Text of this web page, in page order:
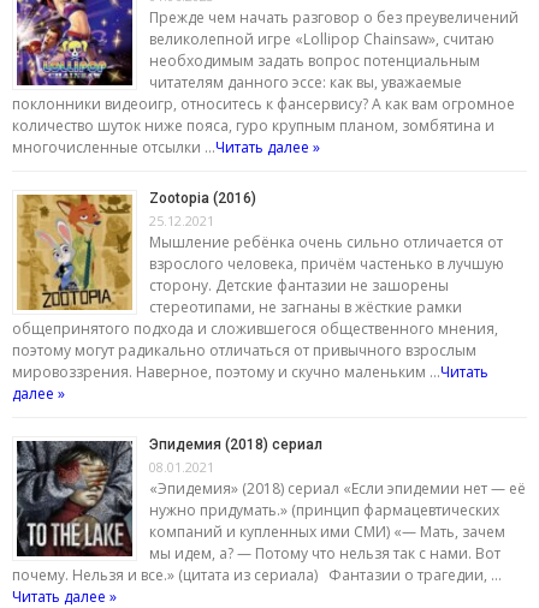
Прежде чем начать разговор о без преувеличений
великолепной игре «Lollipop Chainsaw», считаю
необходимым задать вопрос потенциальным
читателям данного эссе: как вы, уважаемые
поклонники видеоигр, относитесь к фансервису? А как вам огромное
количество шуток ниже пояса, гуро крупным планом, зомбятина и
многочисленные отсылки …Читать далее »
Zootopia (2016)
25.12.2021
Мышление ребёнка очень сильно отличается от
взрослого человека, причём частенько в лучшую
сторону. Детские фантазии не зашорены
стереотипами, не загнаны в жёсткие рамки
общепринятого подхода и сложившегося общественного мнения,
поэтому могут радикально отличаться от привычного взрослым
мировоззрения. Наверное, поэтому и скучно маленьким …Читать
далее »
Эпидемия (2018) сериал
08.01.2021
«Эпидемия» (2018) сериал «Если эпидемии нет — её
нужно придумать.» (принцип фармацевтических
компаний и купленных ими СМИ) «— Мать, зачем
мы идем, а? — Потому что нельзя так с нами. Вот
почему. Нельзя и все.» (цитата из сериала) Фантазии о трагедии, …
Читать далее »